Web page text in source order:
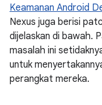
Keamanan Android
Nexus juga berisi
dijelaskan di bawah.
masalah ini
untuk
perangkat mereka.